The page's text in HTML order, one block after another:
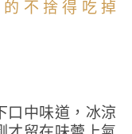
口中味道，冰涼